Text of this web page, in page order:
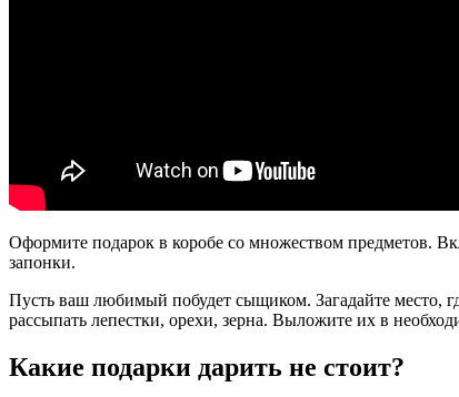
Оформите подарок в коробе со множеством предметов.
запонки.
Пусть ваш любимый побудет сыщиком. Загадайте место,
рассыпать лепестки, орехи, зерна. Выложите их в
Какие подарки дарить не стоит?